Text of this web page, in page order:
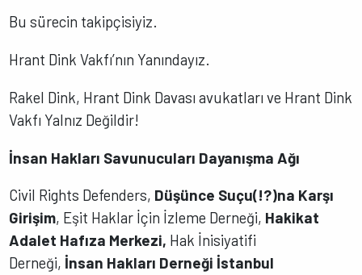
Bu sürecin takipçisiyiz.
Hrant Dink Vakfı’nın Yanındayız.
Rakel Dink, Hrant Dink Davası avukatları ve Hrant Dink
Vakfı Yalnız Değildir!
İnsan Hakları Savunucuları Dayanışma Ağı
Civil Rights Defenders, Düşünce Suçu(!?)na Karşı
Girişim, Eşit Haklar İçin İzleme Derneği, Hakikat
Adalet Hafıza Merkezi, Hak İnisiyatifi
Derneği, İnsan Hakları Derneği İstanbul